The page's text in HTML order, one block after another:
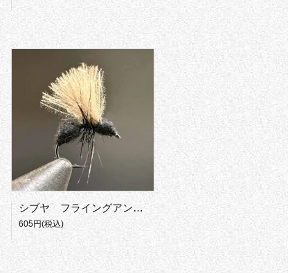
シブヤ フライングアントソラックス
605円(税込)